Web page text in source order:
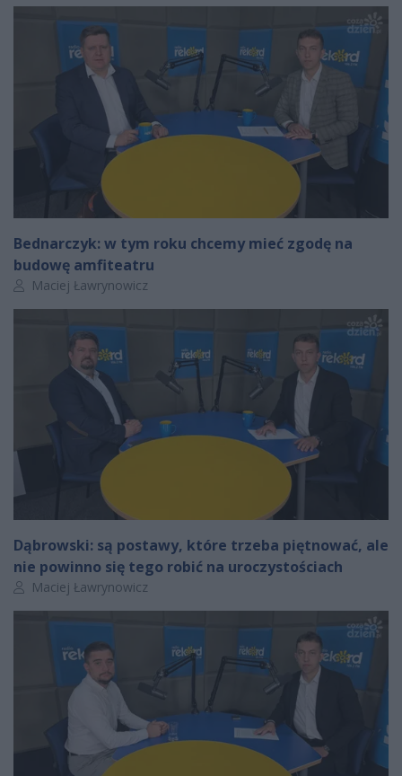
Bednarczyk: w tym roku chcemy mieć zgodę na
budowę amfiteatru
Autor artykułu:
Maciej Ławrynowicz
Dąbrowski: są postawy, które trzeba piętnować, ale
nie powinno się tego robić na uroczystościach
Autor artykułu:
Maciej Ławrynowicz